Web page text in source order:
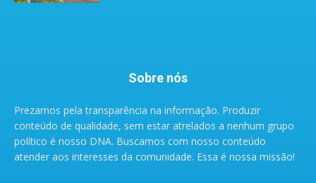
Sobre nós
Prezamos pela transparência na informação. Produzir
conteúdo de qualidade, sem estar atrelados a nenhum grupo
político é nosso DNA. Buscamos com nosso conteúdo
atender aos interesses da comunidade. Essa é nossa missão!